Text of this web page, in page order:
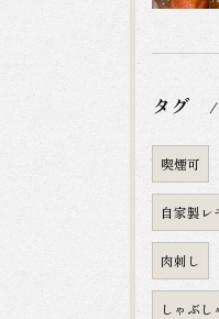
タグ
喫煙可
自家製レ
肉刺し
しゃぶし